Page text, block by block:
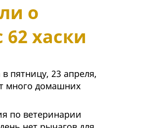
о
хаски
пятницу, 23 апреля,
много домашних
по ветеринарии